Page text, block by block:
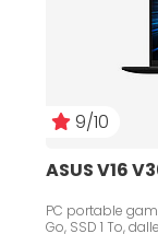
9/10
ASUS V16
PC portable
Go, SSD 1 To,